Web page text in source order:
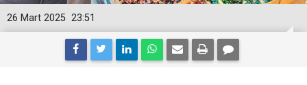
23:51
26 Mart 2025